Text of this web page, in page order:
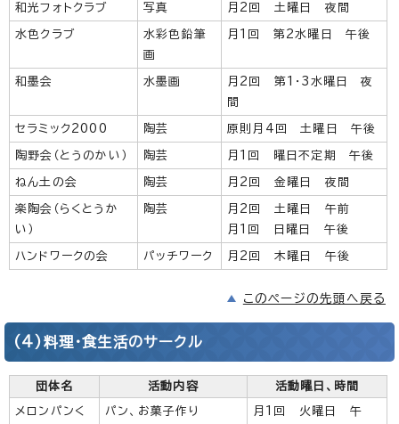
和光フォトクラブ 写真 月2回 土曜日 夜間
水色クラブ
水彩色鉛筆
画
月1回 第2水曜日 午後
和墨会 水墨画
月2回 第1・3水曜日 夜
間
セラミック2000 陶芸 原則月4回 土曜日 午後
陶野会（とうのかい） 陶芸 月1回 曜日不定期 午後
ねん土の会 陶芸 月2回 金曜日 夜間
楽陶会（らくとうか
い）
陶芸
月2回 土曜日 午前
月1回 日曜日 午後
ハンドワークの会 パッチワーク 月2回 木曜日 午後
このページの先頭へ戻る
(4)料理・食生活のサークル
団体名 活動内容 活動曜日、時間
メロンパンく
パン、お菓子作り
月1回 火曜日 午